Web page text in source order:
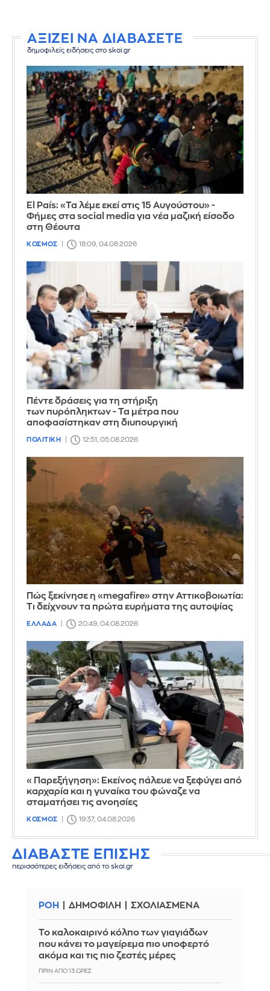
ΑΞΙΖΕΙ ΝΑ ΔΙΑΒΑΣΕΤΕ
δημοφιλείς ειδήσεις στο skai.gr
El País: «Τα λέμε εκεί στις 15 Αυγούστου» -
Φήμες στα social media για νέα μαζική είσοδο
στη Θέουτα
ΚΟΣΜΟΣ 18:09, 04.08.2026
Πέντε δράσεις για τη στήριξη
των πυρόπληκτων - Τα μέτρα που
αποφασίστηκαν στη διυπουργική
ΠΟΛΙΤΙΚΗ 12:51, 05.08.2026
Πώς ξεκίνησε η «megafire» στην Αττικοβοιωτία:
Τι δείχνουν τα πρώτα ευρήματα της αυτοψίας
ΕΛΛΑΔΑ 20:49, 04.08.2026
«Παρεξήγηση»: Εκείνος πάλευε να ξεφύγει από
καρχαρία και η γυναίκα του φώναζε να
σταματήσει τις ανοησίες
ΚΟΣΜΟΣ 19:37, 04.08.2026
ΔΙΑΒΑΣΤΕ ΕΠΙΣΗΣ
περισσότερες ειδήσεις από το skai.gr
ΡΟΗ ΔΗΜΟΦΙΛΗ ΣΧΟΛΙΑΣΜΕΝΑ
Το καλοκαιρινό κόλπο των γιαγιάδων
που κάνει το μαγείρεμα πιο υποφερτό
ακόμα και τις πιο ζεστές μέρες
ΠΡΙΝ ΑΠΌ 13 ΏΡΕΣ